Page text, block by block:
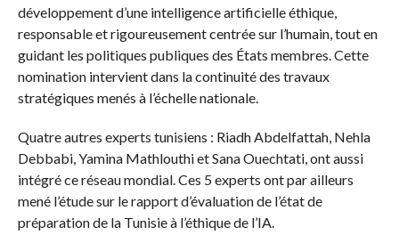
développement d’une intelligence artificielle éthique,
responsable et rigoureusement centrée sur l’humain, tout en
guidant les politiques publiques des États membres. Cette
nomination intervient dans la continuité des travaux
stratégiques menés à l’échelle nationale.
Quatre autres experts tunisiens : Riadh Abdelfattah, Nehla
Debbabi, Yamina Mathlouthi et Sana Ouechtati, ont aussi
intégré ce réseau mondial. Ces 5 experts ont par ailleurs
mené l’étude sur le rapport d’évaluation de l’état de
préparation de la Tunisie à l’éthique de l’IA.